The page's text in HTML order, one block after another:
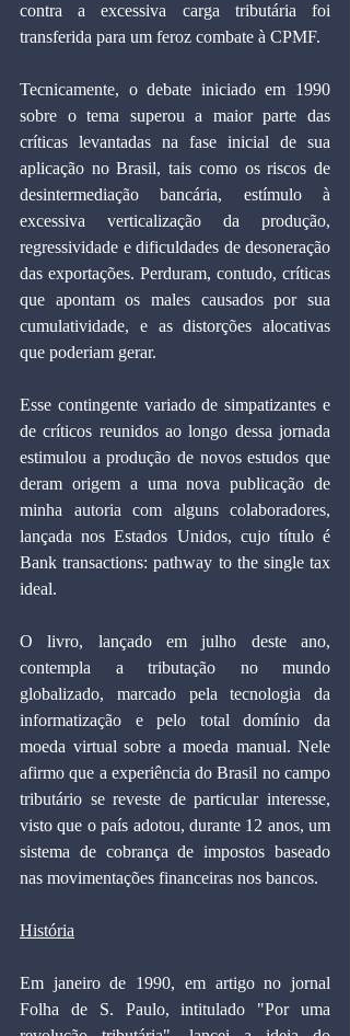
contra a excessiva carga tributária foi
transferida para um feroz combate à CPMF.
Tecnicamente, o debate iniciado em 1990
sobre o tema superou a maior parte das
críticas levantadas na fase inicial de sua
aplicação no Brasil, tais como os riscos de
desintermediação bancária, estímulo à
excessiva verticalização da produção,
regressividade e dificuldades de desoneração
das exportações. Perduram, contudo, críticas
que apontam os males causados por sua
cumulatividade, e as distorções alocativas
que poderiam gerar.
Esse contingente variado de simpatizantes e
de críticos reunidos ao longo dessa jornada
estimulou a produção de novos estudos que
deram origem a uma nova publicação de
minha autoria com alguns colaboradores,
lançada nos Estados Unidos, cujo título é
Bank transactions: pathway to the single tax
ideal.
O livro, lançado em julho deste ano,
contempla a tributação no mundo
globalizado, marcado pela tecnologia da
informatização e pelo total domínio da
moeda virtual sobre a moeda manual. Nele
afirmo que a experiência do Brasil no campo
tributário se reveste de particular interesse,
visto que o país adotou, durante 12 anos, um
sistema de cobrança de impostos baseado
nas movimentações financeiras nos bancos.
História
Em janeiro de 1990, em artigo no jornal
Folha de S. Paulo, intitulado "Por uma